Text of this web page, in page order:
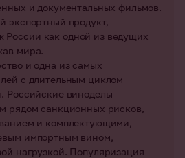
и документальных фильмов.
экспортный продукт,
как одной из ведущих
мира.
и одна из самых
с длительным циклом
Российские виноделы
рядом санкционных рисков,
и комплектующими,
импортным вином,
нагрузкой. Популяризация